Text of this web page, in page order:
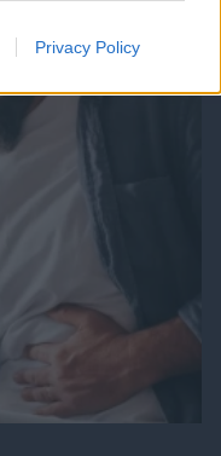
Privacy Policy